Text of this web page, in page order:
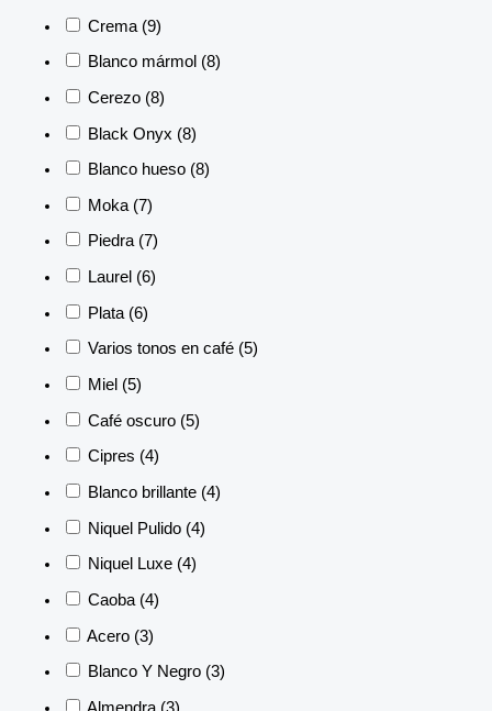
Crema (9)
Blanco mármol (8)
Cerezo (8)
Black Onyx (8)
Blanco hueso (8)
Moka (7)
Piedra (7)
Laurel (6)
Plata (6)
Varios tonos en café (5)
Miel (5)
Café oscuro (5)
Cipres (4)
Blanco brillante (4)
Niquel Pulido (4)
Niquel Luxe (4)
Caoba (4)
Acero (3)
Blanco Y Negro (3)
Almendra (3)